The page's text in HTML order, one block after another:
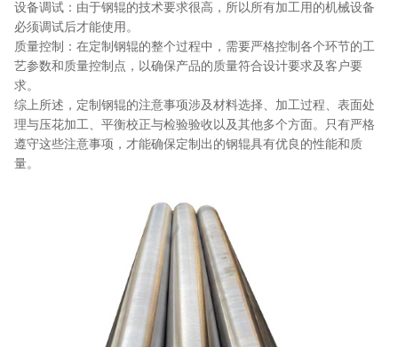
设备调试：由于钢辊的技术要求很高，所以所有加工用的机械设备
必须调试后才能使用。
质量控制：在定制钢辊的整个过程中，需要严格控制各个环节的工
艺参数和质量控制点，以确保产品的质量符合设计要求及客户要
求。
综上所述，定制钢辊的注意事项涉及材料选择、加工过程、表面处
理与压花加工、平衡校正与检验验收以及其他多个方面。只有严格
遵守这些注意事项，才能确保定制出的钢辊具有优良的性能和质
量。